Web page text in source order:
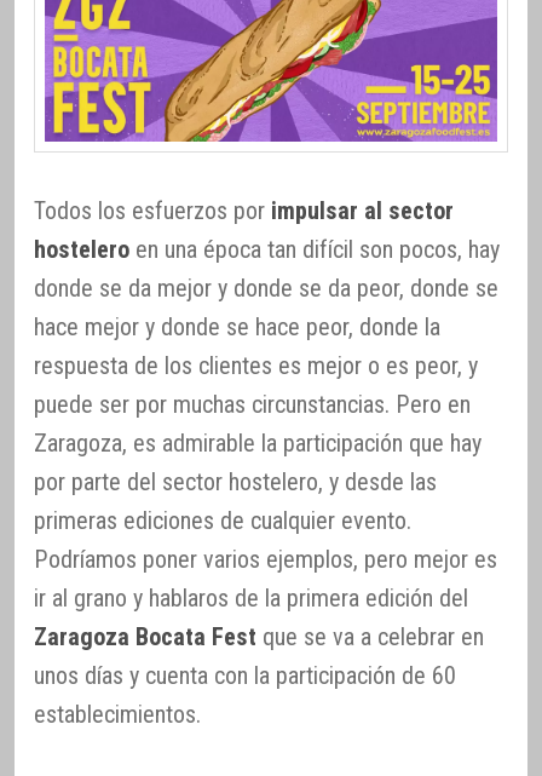
Todos los esfuerzos por impulsar al sector
hostelero en una época tan difícil son pocos, hay
donde se da mejor y donde se da peor, donde se
hace mejor y donde se hace peor, donde la
respuesta de los clientes es mejor o es peor, y
puede ser por muchas circunstancias. Pero en
Zaragoza, es admirable la participación que hay
por parte del sector hostelero, y desde las
primeras ediciones de cualquier evento.
Podríamos poner varios ejemplos, pero mejor es
ir al grano y hablaros de la primera edición del
Zaragoza Bocata Fest que se va a celebrar en
unos días y cuenta con la participación de 60
establecimientos.